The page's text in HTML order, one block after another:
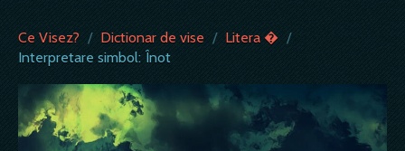
Ce Visez? / Dictionar de vise / Litera � /
Interpretare simbol: Înot